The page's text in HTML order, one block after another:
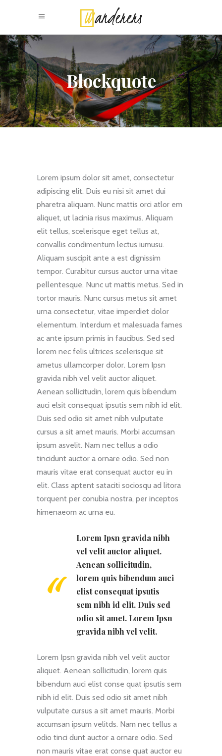
Blockquote
Lorem ipsum dolor sit amet, consectetur
adipiscing elit. Duis eu nisi sit amet dui
pharetra aliquam. Nunc mattis orci atlor em
aliquet, ut lacinia risus maximus. Aliquam
elit tellus, scelerisque eget tellus at,
convallis condimentum lectus iumusu.
Aliquam suscipit ante a est dignissim
tempor. Curabitur cursus auctor urna vitae
pellentesque. Nunc ut mattis metus. Sed in
tortor mauris. Nunc cursus metus sit amet
urna consectetur, vitae imperdiet dolor
elementum. Interdum et malesuada fames
ac ante ipsum primis in faucibus. Sed sed
lorem nec felis ultrices scelerisque sit
ametus ullamcorper dolor. Lorem Ipsn
gravida nibh vel velit auctor aliquet.
Aenean sollicitudin, lorem quis bibendum
auci elsit consequat ipsutis sem nibh id elit.
Duis sed odio sit amet nibh vulputate
cursus a sit amet mauris. Morbi accumsan
ipsum asvelit. Nam nec tellus a odio
tincidunt auctor a ornare odio. Sed non
mauris vitae erat consequat auctor eu in
elit. Class aptent sataciti sociosqu ad litora
torquent per conubia nostra, per inceptos
himenaeom ac urna eu.
Lorem Ipsn gravida nibh
vel velit auctor aliquet.
Aenean sollicitudin,
lorem quis bibendum auci
elist consequat ipsutis
sem nibh id elit. Duis sed
odio sit amet. Lorem Ipsn
gravida nibh vel velit.
Lorem Ipsn gravida nibh vel velit auctor
aliquet. Aenean sollicitudin, lorem quis
bibendum auci elist conse quat ipsutis sem
nibh id elit. Duis sed odio sit amet nibh
vulputate cursus a sit amet mauris. Morbi
accumsan ipsum velitds. Nam nec tellus a
odio tinci dunt auctor a ornare odio. Sed
non mauris vitae erat conse quat auctor eu